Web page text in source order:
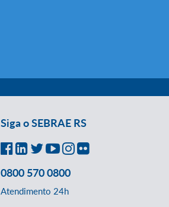
Siga o SEBRAE RS
0800 570 0800
Atendimento 24h